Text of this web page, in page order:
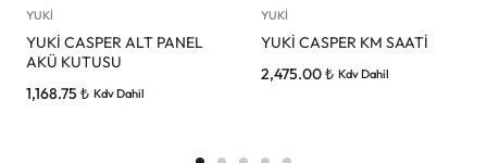
YUKİ
YUKİ CASPER ALT PANEL
AKÜ KUTUSU
1,168.75 ₺ Kdv Dahil
YUKİ
YUKİ CASPER KM SAATİ
2,475.00₺ Kdv Dahil